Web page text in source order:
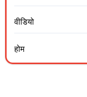
वीडियो
होम